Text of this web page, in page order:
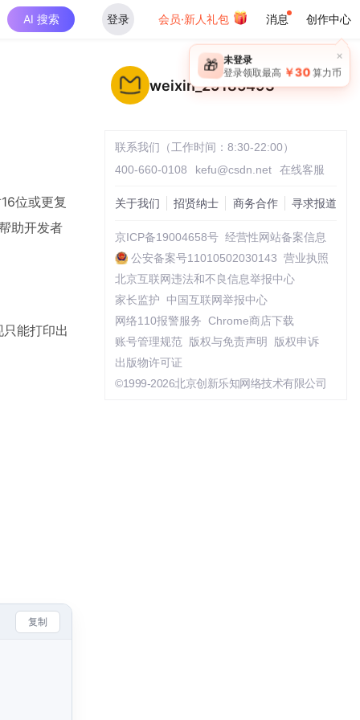
AI 搜索 登录 会员·新人礼包 消息 创作中心
×
🎁 未登录
登录领取最高 ￥30 算力币
位或更复
助开发者
能打印出
复制
weixin_29185493
联系我们（工作时间：8:30-22:00）
400-660-0108
kefu@csdn.net 在线客服
关于我们 招贤纳士 商务合作 寻求报道
京ICP备19004658号 经营性网站备案信息
公安备案号11010502030143 营业执照
北京互联网违法和不良信息举报中心
家长监护
中国互联网举报中心
网络110报警服务 Chrome商店下载
账号管理规范
版权与免责声明
版权申诉
出版物许可证
©1999-2026北京创新乐知网络技术有限公司